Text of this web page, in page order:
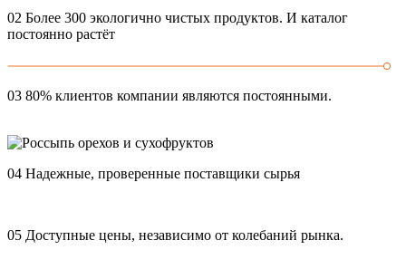
02 Более 300 экологично чистых продуктов. И каталог
постоянно растёт
03 80% клиентов компании являются постоянными.
04 Надежные, проверенные поставщики сырья
05 Доступные цены, независимо от колебаний рынка.